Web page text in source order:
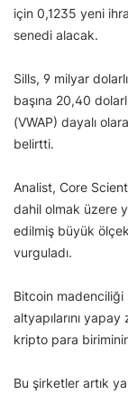
için 0,1235 yeni
senedi alacak.
Sills, 9 milyar
başına 20,40
(VWAP) dayalı
belirtti.
Analist, Core
dahil olmak üzere
edilmiş büyük
vurguladı.
Bitcoin
altyapılarını
kripto para
Bu şirketler artık